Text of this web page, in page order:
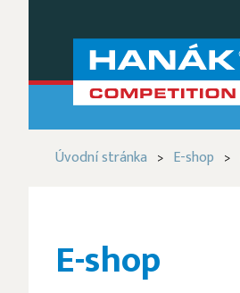
Úvodní stránka > E-shop >
E-shop